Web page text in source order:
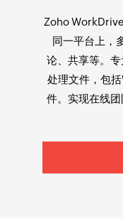
Zoho WorkDrive
同一平台上，
论、共享等。
处理文件，包
件。实现在线